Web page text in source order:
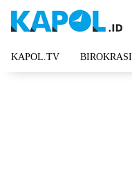
KAPOL.TV BIROKRASI